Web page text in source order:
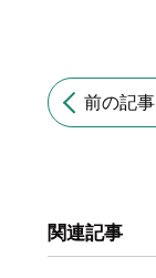
前の記事
関連記事